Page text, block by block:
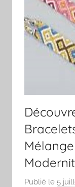
Publié le 5